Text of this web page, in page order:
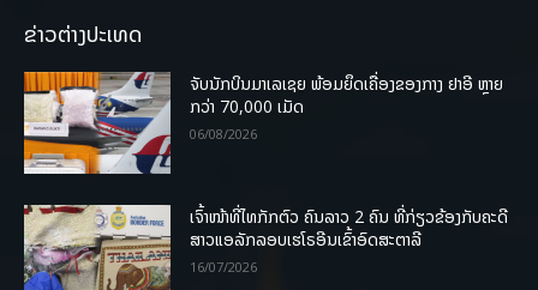
ຂ່າວຕ່າງປະເທດ
ຈັບນັກບິນມາເລເຊຍ ພ້ອມຍຶດເຄື່ອງຂອງກາງ ຢາອີ ຫຼາຍ
ກວ່າ 70,000 ເມັດ
06/08/2026
ເຈົ້າໜ້າທີ່ໄທກັກຕົວ ຄົນລາວ 2 ຄົນ ທີ່ກ່ຽວຂ້ອງກັບຄະດີ
ສາວແອລັກລອບເຮໂຣອີນເຂົ້າອົດສະຕາລີ
16/07/2026